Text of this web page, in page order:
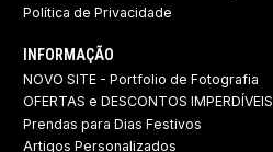
Política de Privacidade
INFORMAÇÃO
NOVO SITE - Portfolio de Fotografia
OFERTAS e DESCONTOS IMPERDÍVEIS
Prendas para Dias Festivos
Artigos Personalizados